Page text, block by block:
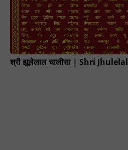
श्री झूलेलाल चालीसा | Shri